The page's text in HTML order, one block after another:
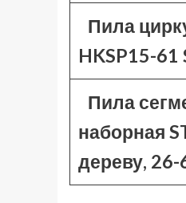
Пила
HKSP15-61
Пила
наборная
дереву,